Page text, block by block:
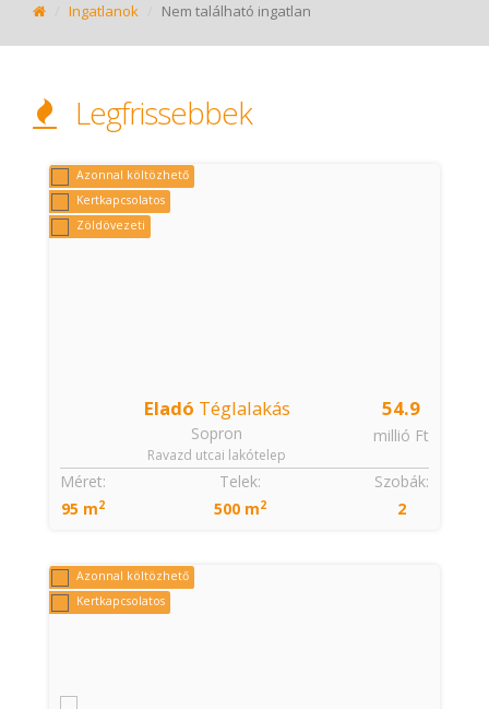
Ingatlanok Nem található ingatlan
Legfrissebbek
Azonnal költözhető
Kertkapcsolatos
Zöldövezeti
54.9
millió Ft
Eladó Téglalakás
Sopron
Ravazd utcai lakótelep
Szobák:
2
Méret:
95 m2
Telek:
500 m2
Azonnal költözhető
Kertkapcsolatos